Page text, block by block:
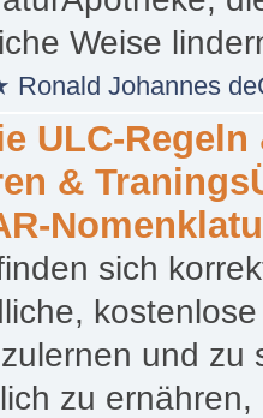
Weise
Ronald Johannes
ULC-Regeln
&
sich
und zu
zu